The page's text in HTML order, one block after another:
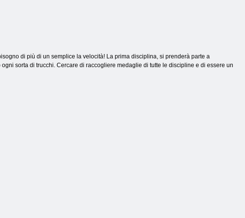
di più di un semplice la velocità! La prima disciplina, si prenderà parte a
sorta di trucchi. Cercare di raccogliere medaglie di tutte le discipline e di essere un